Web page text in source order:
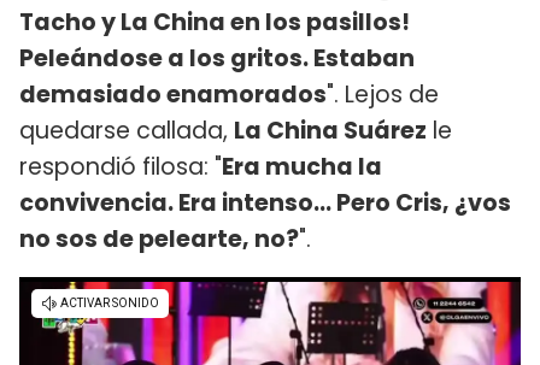
Tacho y La China en los pasillos!
Peleándose a los gritos. Estaban
demasiado enamorados". Lejos de
quedarse callada, La China Suárez le
respondió filosa: "Era mucha la
convivencia. Era intenso... Pero Cris, ¿vos
no sos de pelearte, no?".